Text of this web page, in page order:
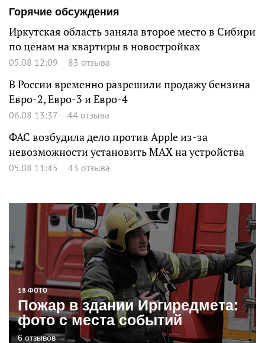
Горячие обсуждения
Иркутская область заняла второе место в Сибири
по ценам на квартиры в новостройках
05.08 12:09 83 отзыва
В России временно разрешили продажу бензина
Евро-2, Евро-3 и Евро-4
06.08 13:37 44 отзыва
ФАС возбудила дело против Apple из-за
невозможности установить MAX на устройства
05.08 11:45 43 отзыва
18 ФОТО
Пожар в здании Иргиредмета:
фото с места событий
6 отзывов